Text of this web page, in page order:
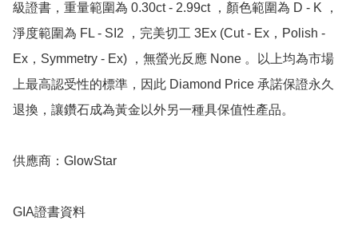
級證書，重量範圍為 0.30ct - 2.99ct ，顏色範圍為 D - K ，
淨度範圍為 FL - SI2 ，完美切工 3Ex (Cut - Ex，Polish -
Ex，Symmetry - Ex) ，無螢光反應 None 。以上均為市場
上最高認受性的標準，因此 Diamond Price 承諾保證永久
退換，讓鑽石成為黃金以外另一種具保值性產品。
供應商：GlowStar
GIA證書資料